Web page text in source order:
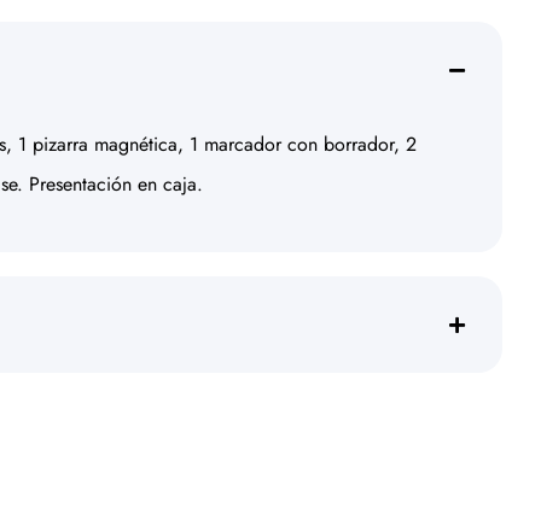
1 pizarra magnética, 1 marcador con borrador, 2
Presentación en caja.